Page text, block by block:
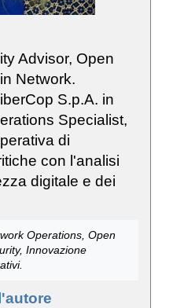
Advisor, Open
Network.
S.p.A. in
Specialist,
di
con l'analisi
digitale e dei
Operations, Open
Innovazione